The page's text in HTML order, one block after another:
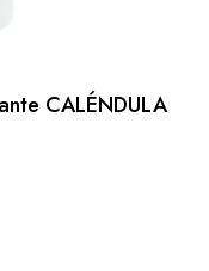
CALÉNDULA